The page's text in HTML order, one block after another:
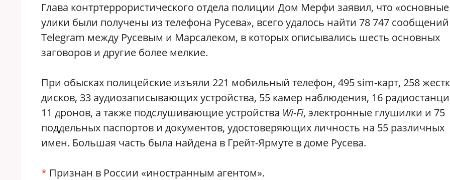
Глава контртеррористического отдела полиции Дом Мерфи заявил, что «основные
улики были получены из телефона Русева», всего удалось найти 78 747
Telegram между Русевым и Марсалеком, в которых описывались шесть основных
заговоров и другие более мелкие.
При обысках полицейские изъяли 221 мобильный телефон, 495 sim-карт, 258
дисков, 33 аудиозаписывающих устройства, 55 камер наблюдения, 16
11 дронов, а также подслушивающие устройства Wi-Fi, электронные глушилки и 75
поддельных паспортов и документов, удостоверяющих личность на 55 различных
имен. Большая часть была найдена в Грейт-Ярмуте в доме Русева.
* Признан в России «иностранным агентом».